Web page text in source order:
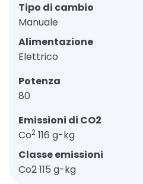
Tipo di cambio
Manuale
Alimentazione
Elettrico
Potenza
80
Emissioni di CO2
Co2 116 g-kg
Classe emissioni
Co2 115 g-kg